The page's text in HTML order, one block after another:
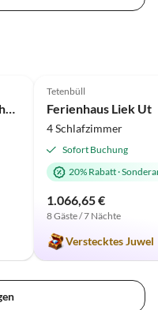
Tetenbüll
Ferienhaus Liek Ut
4 Schlafzimmer
Sofort Buchung
20% Rabatt·
1.066,65 €
8 Gäste / 7 Nächte
Verstecktes Juwel